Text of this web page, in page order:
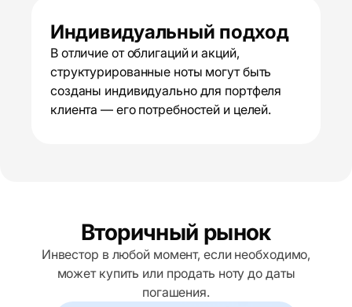
Индивидуальный подход
В отличие от облигаций и акций,
структурированные ноты могут быть
созданы индивидуально для портфеля
клиента — его потребностей и целей.
Вторичный рынок
Инвестор в любой момент, если необходимо,
может купить или продать ноту до даты
погашения.